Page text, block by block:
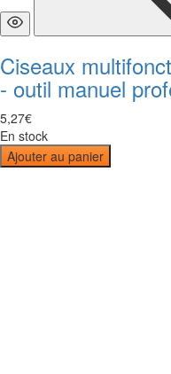
Ciseaux
- outil manuel
5,27€
En stock
Ajouter au panier